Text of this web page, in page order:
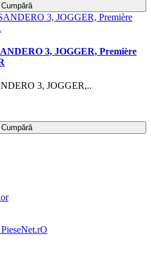
Cumpără
3, JOGGER, Première
3, JOGGER,..
Cumpără